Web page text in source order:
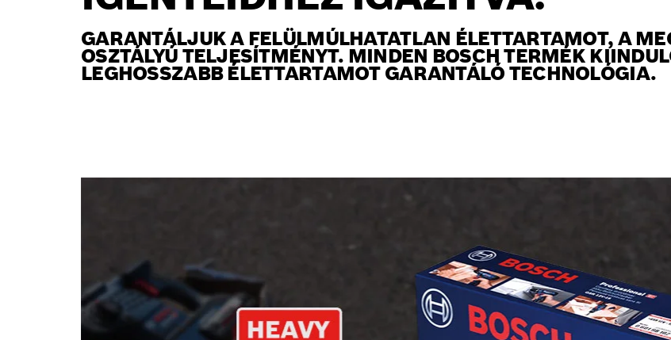
GARANTÁLJUK A FELÜLMÚLHATATLAN ÉLETTARTAMOT, A
OSZTÁLYÚ TELJESÍTMÉNYT. MINDEN BOSCH TERMÉK
LEGHOSSZABB ÉLETTARTAMOT GARANTÁLÓ TECHNOLÓGIA.